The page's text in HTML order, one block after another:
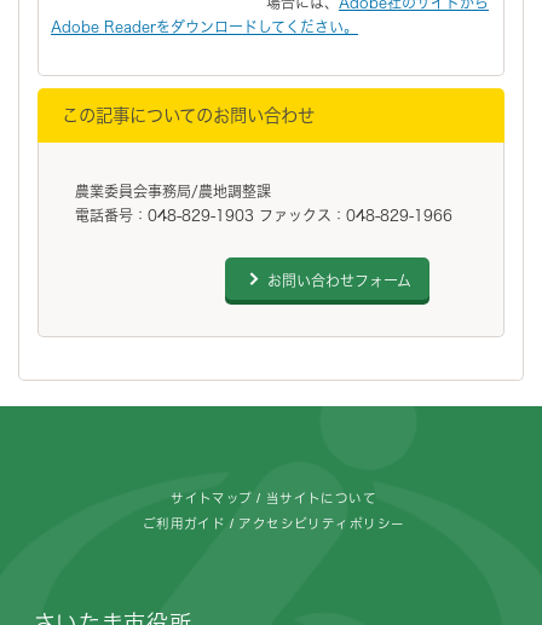
Adobe Readerをダウンロードしてください。
この記事についてのお問い合わせ
農業委員会事務局/農地調整課
電話番号：048-829-1903 ファックス：048-829-1966
お問い合わせフォーム
サイトマップ 当サイトについて
ご利用ガイド アクセシビリティポリシー